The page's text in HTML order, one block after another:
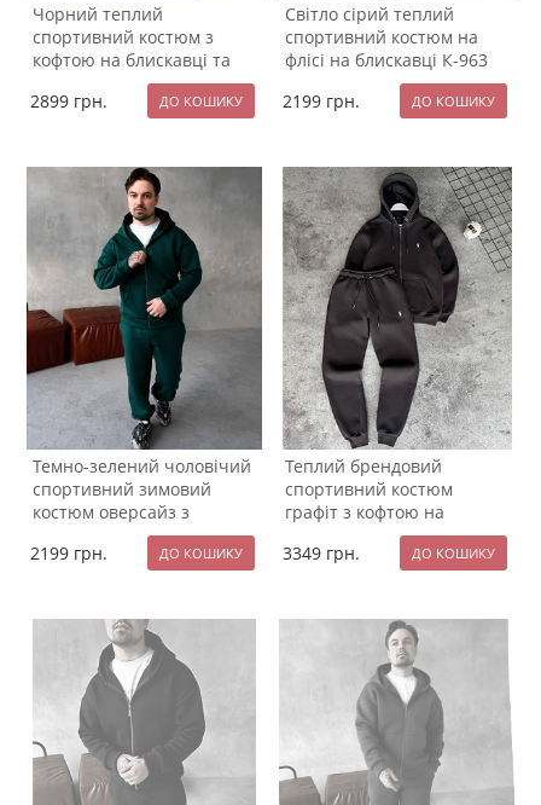
Чорний теплий
спортивний костюм з
кофтою на блискавці та
капюшоном К-982
2899 грн.
Світло сірий теплий
спортивний костюм на
флісі на блискавці К-963
2199 грн.
Темно-зелений чоловічий
спортивний зимовий
костюм оверсайз з
капюшоном К-962
2199 грн.
Теплий брендовий
спортивний костюм
графіт з кофтою на
блискавці та капюшоном
К-958
3349 грн.